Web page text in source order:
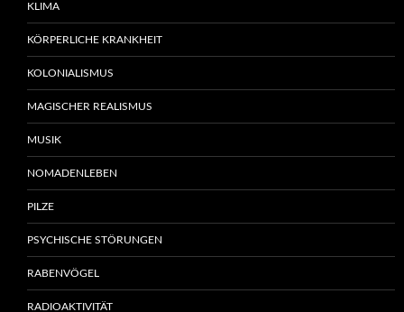
KLIMA
KÖRPERLICHE KRANKHEIT
KOLONIALISMUS
MAGISCHER REALISMUS
MUSIK
NOMADENLEBEN
PILZE
PSYCHISCHE STÖRUNGEN
RABENVÖGEL
RADIOAKTIVITÄT